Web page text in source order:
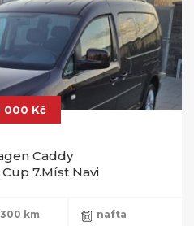
000 Kč
Caddy
Cup 7.Míst Navi
km nafta